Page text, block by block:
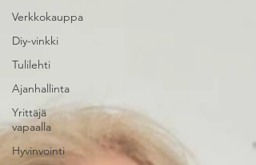
Verkkokauppa
Diy-vinkki
Tulilehti
Ajanhallinta
Yrittäjä
vapaalla
Hyvinvointi